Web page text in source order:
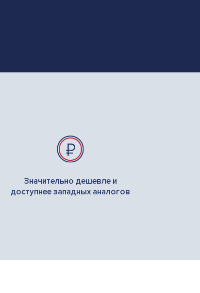
Значительно дешевле и
доступнее западных аналогов